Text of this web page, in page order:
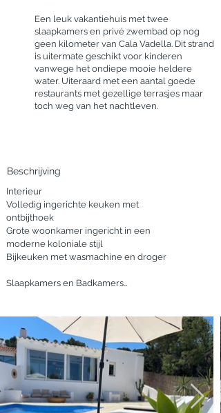
Een leuk vakantiehuis met twee
slaapkamers en privé zwembad op nog
geen kilometer van Cala Vadella. Dit strand
is uitermate geschikt voor kinderen
vanwege het ondiepe mooie heldere
water. Uiteraard met een aantal goede
restaurants met gezellige terrasjes maar
toch weg van het nachtleven.
Beschrijving
Interieur
Volledig ingerichte keuken met
ontbijthoek
Grote woonkamer ingericht in een
moderne koloniale stijl
Bijkeuken met wasmachine en droger
Slaapkamers en Badkamers
Tweepersoons slaapkamer met twee
eenpersoonsbedden en een eigen
badkamer
Exterieur
Volledig omheind terras met zwembad en
ligbedden